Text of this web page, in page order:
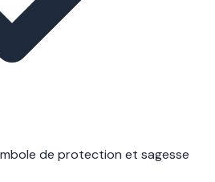
de protection et sagesse